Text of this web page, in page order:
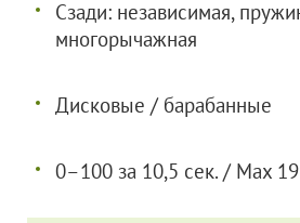
Сзади: независимая,
многорычажная
Дисковые / барабанные
0–100 за 10,5 сек. / Max